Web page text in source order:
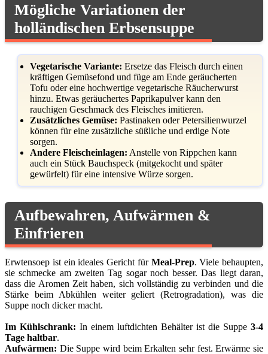
Mögliche Variationen der
holländischen Erbsensuppe
Vegetarische Variante: Ersetze das Fleisch durch einen
kräftigen Gemüsefond und füge am Ende geräucherten
Tofu oder eine hochwertige vegetarische Räucherwurst
hinzu. Etwas geräuchertes Paprikapulver kann den
rauchigen Geschmack des Fleisches imitieren.
Zusätzliches Gemüse: Pastinaken oder Petersilienwurzel
können für eine zusätzliche süßliche und erdige Note
sorgen.
Andere Fleischeinlagen: Anstelle von Rippchen kann
auch ein Stück Bauchspeck (mitgekocht und später
gewürfelt) für eine intensive Würze sorgen.
Aufbewahren, Aufwärmen &
Einfrieren
Erwtensoep ist ein ideales Gericht für Meal-Prep. Viele behaupten,
sie schmecke am zweiten Tag sogar noch besser. Das liegt daran,
dass die Aromen Zeit haben, sich vollständig zu verbinden und die
Stärke beim Abkühlen weiter geliert (Retrogradation), was die
Suppe noch dicker macht.
Im Kühlschrank: In einem luftdichten Behälter ist die Suppe 3-4
Tage haltbar.
Aufwärmen: Die Suppe wird beim Erkalten sehr fest. Erwärme sie